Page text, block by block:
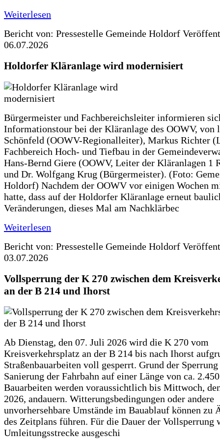
Weiterlesen
Bericht von: Pressestelle Gemeinde Holdorf
06.07.2026
Holdorfer Kläranlage wird modernisiert
Bürgermeister und Fachbereichsleiter informieren
Informationstour bei der Kläranlage des OOWV, von
Schönfeld (OOWV-Regionalleiter), Markus Richter
Fachbereich Hoch- und Tiefbau in der
Hans-Bernd Giere (OOWV, Leiter der Kläranlagen 1
und Dr. Wolfgang Krug (Bürgermeister). (Foto:
Holdorf) Nachdem der OOWV vor einigen Wochen
hatte, dass auf der Holdorfer Kläranlage erneut
Veränderungen, dieses Mal am Nachklärbec
Weiterlesen
Bericht von: Pressestelle Gemeinde Holdorf
03.07.2026
Vollsperrung der K 270 zwischen dem
an der B 214 und Ihorst
Ab Dienstag, den 07. Juli 2026 wird die K 270 vom
Kreisverkehrsplatz an der B 214 bis nach Ihorst
Straßenbauarbeiten voll gesperrt. Grund der
Sanierung der Fahrbahn auf einer Länge von ca.
Bauarbeiten werden voraussichtlich bis Mittwoch,
2026, andauern. Witterungsbedingungen oder andere
unvorhersehbare Umstände im Bauablauf können zu
des Zeitplans führen. Für die Dauer der Vollsperrung
Umleitungsstrecke ausgeschi